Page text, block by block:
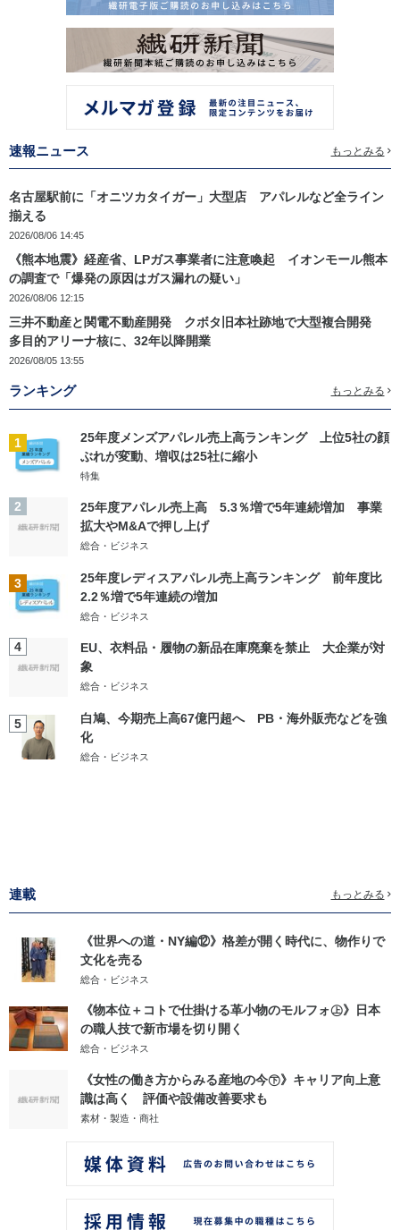
速報ニュース もっとみる
名古屋駅前に「オニツカタイガー」大型店 アパレルなど全ライン
揃える
2026/08/06 14:45
《熊本地震》経産省、LPガス事業者に注意喚起 イオンモール熊本
の調査で「爆発の原因はガス漏れの疑い」
2026/08/06 12:15
三井不動産と関電不動産開発 クボタ旧本社跡地で大型複合開発
多目的アリーナ核に、32年以降開業
2026/08/05 13:55
ランキング もっとみる
1
25年度メンズアパレル売上高ランキング 上位5社の顔
ぶれが変動、増収は25社に縮小
特集
2
25年度アパレル売上高 5.3％増で5年連続増加 事業
拡大やM&Aで押し上げ
総合・ビジネス
3
25年度レディスアパレル売上高ランキング 前年度比
2.2％増で5年連続の増加
総合・ビジネス
4
EU、衣料品・履物の新品在庫廃棄を禁止 大企業が対
象
総合・ビジネス
5
白鳩、今期売上高67億円超へ PB・海外販売などを強
化
総合・ビジネス
連載 もっとみる
《世界への道・NY編⑫》格差が開く時代に、物作りで
文化を売る
総合・ビジネス
《物本位＋コトで仕掛ける革小物のモルフォ㊤》日本
の職人技で新市場を切り開く
総合・ビジネス
《女性の働き方からみる産地の今㊦》キャリア向上意
識は高く 評価や設備改善要求も
素材・製造・商社